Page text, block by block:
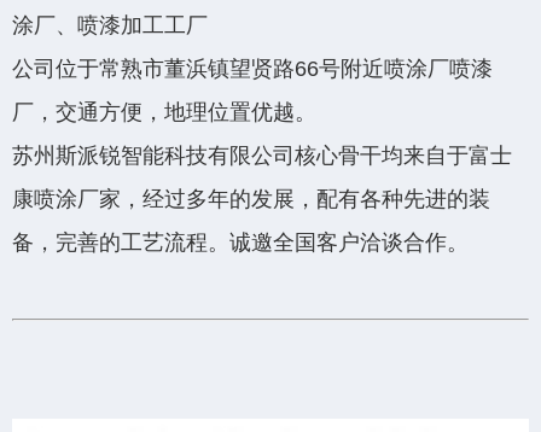
涂厂、喷漆加工工厂
公司位于常熟市董浜镇望贤路66号附近喷涂厂喷漆
厂，交通方便，地理位置优越。
苏州斯派锐智能科技有限公司核心骨干均来自于富士
康喷涂厂家，经过多年的发展，配有各种先进的装
备，完善的工艺流程。诚邀全国客户洽谈合作。